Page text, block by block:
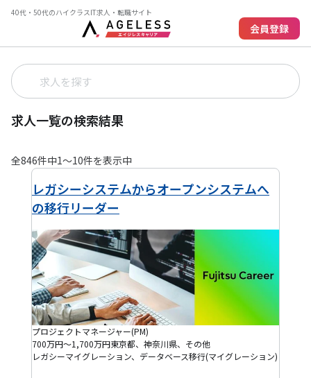
40代・50代のハイクラスIT求人・転職サイト
会員登録
求人一覧の検索結果
全846件中1〜10件を表示中
レガシーシステムからオープンシステムへ
の移行リーダー
プロジェクトマネージャー(PM)
700万円～1,700万円東京都、神奈川県、その他
レガシーマイグレーション、データベース移行(マイグレーション)